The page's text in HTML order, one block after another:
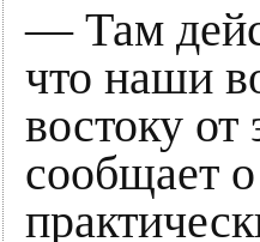
— Там
что наши
востоку от
сообщает о